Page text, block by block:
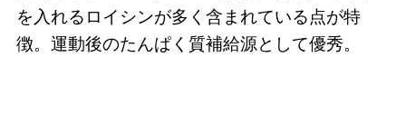
を入れるロイシンが多く含まれている点が特
徴。運動後のたんぱく質補給源として優秀。